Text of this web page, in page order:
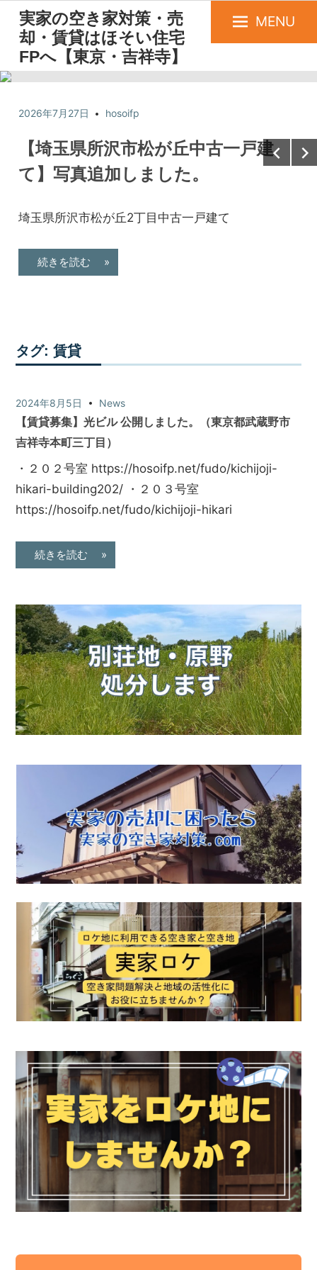
実家の空き家対策・売
却・賃貸はほそい住宅
FPへ【東京・吉祥寺】
MENU
2026年7月27日 hosoifp
【埼玉県所沢市松が丘中古一戸建
て】写真追加しました。
埼玉県所沢市松が丘2丁目中古一戸建て
続きを読む »
タグ:賃貸
2024年8月5日 News
【賃貸募集】光ビル 公開しました。（東京都武蔵野市
吉祥寺本町三丁目）
・２０２号室 https://hosoifp.net/fudo/kichijoji-
hikari-building202/ ・２０３号室
https://hosoifp.net/fudo/kichijoji-hikari
続きを読む »